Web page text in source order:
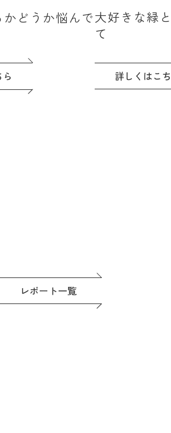
どうか悩んで大好きな緑
て
詳しくはこ
レポート一覧